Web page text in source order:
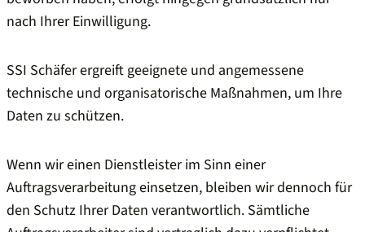
nach Ihrer Einwilligung.
SSI Schäfer ergreift geeignete und angemessene
technische und organisatorische Maßnahmen, um Ihre
Daten zu schützen.
Wenn wir einen Dienstleister im Sinn einer
Auftragsverarbeitung einsetzen, bleiben wir dennoch für
den Schutz Ihrer Daten verantwortlich. Sämtliche